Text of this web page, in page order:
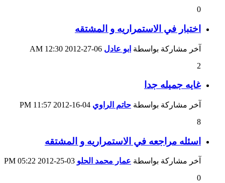
0
اختبار في الاستمراريه و المشتقه
آخر مشاركة بواسطة ابو عادل
12:30 AM
2
غايه جميله جدا
آخر مشاركة بواسطة حاتم الراوي
11:57 PM
8
اسئله مراجعه في الاستمراريه و المشتقه
آخر مشاركة بواسطة عمار محمد الحلو
05:22 PM
0